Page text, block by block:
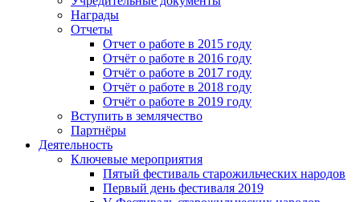
Награды
Отчеты
Отчет о работе в 2015 году
Отчёт о работе в 2016 году
Отчёт о работе в 2017 году
Отчёт о работе в 2018 году
Отчёт о работе в 2019 году
Вступить в землячество
Партнёры
Деятельность
Ключевые мероприятия
Пятый фестиваль старожильческих народов
Первый день фестиваля 2019